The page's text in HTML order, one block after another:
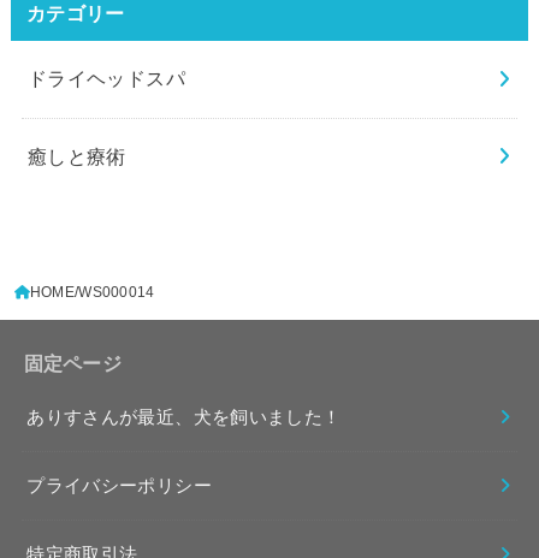
カテゴリー
ドライヘッドスパ
癒しと療術
HOME WS000014
固定ページ
ありすさんが最近、犬を飼いました！
プライバシーポリシー